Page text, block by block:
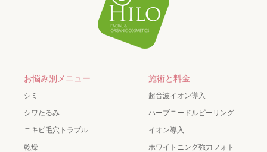
お悩み別メニュー
シミ
シワたるみ
ニキビ毛穴トラブル
乾燥
施術と料金
超音波イオン導入
ハーブニードルピーリング
イオン導入
ホワイトニング強力フォト